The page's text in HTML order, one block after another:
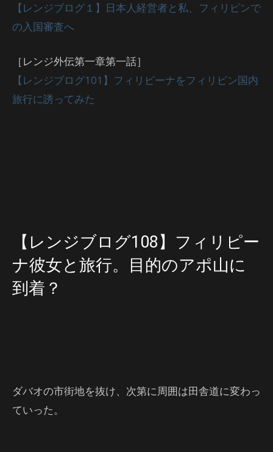
【レンジブログ１】日本人経営者と私、フィリピンで
の入国審査へ
［レンジ外伝第一章第一話］
【レンジブログ101】フィリピーナをフィリピン国内
旅行に誘ってみた
【レンジブログ108】フィリピー
ナ彼女と旅行。目的のアポ山に
到着？
ダバオの市街地を抜け、次第に周囲は田舎道に変わっ
ていった。